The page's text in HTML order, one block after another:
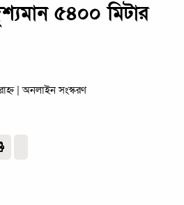
৫৪০০ মিটার
| অনলাইন সংস্করণ